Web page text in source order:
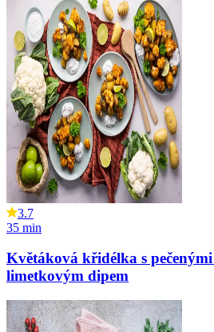
3.7
35 min
Květáková křidélka s
limetkovým dipem